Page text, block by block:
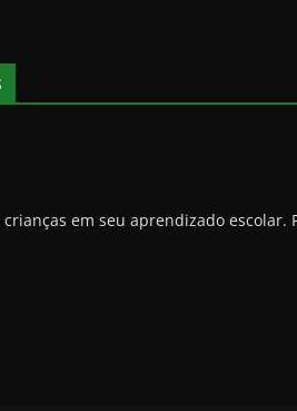
em seu aprendizado escolar.